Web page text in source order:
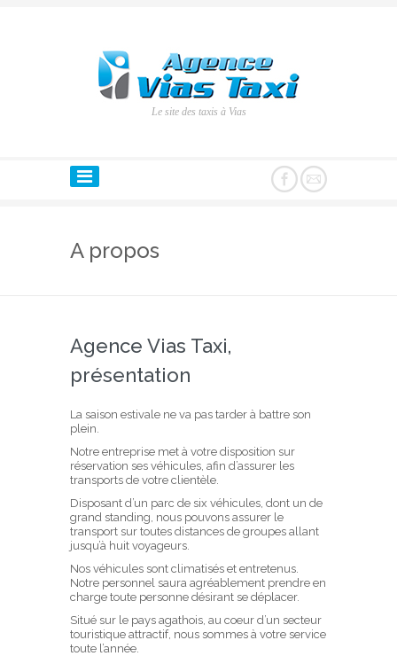
Le site des taxis à Vias
A propos
Agence Vias Taxi,
présentation
La saison estivale ne va pas tarder à battre son
plein.
Notre entreprise met à votre disposition sur
réservation ses véhicules, afin d’assurer les
transports de votre clientèle.
Disposant d’un parc de six véhicules, dont un de
grand standing, nous pouvons assurer le
transport sur toutes distances de groupes allant
jusqu’à huit voyageurs.
Nos véhicules sont climatisés et entretenus.
Notre personnel saura agréablement prendre en
charge toute personne désirant se déplacer.
Situé sur le pays agathois, au coeur d’un secteur
touristique attractif, nous sommes à votre service
toute l’année.